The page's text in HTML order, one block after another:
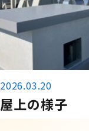
2026.03.20
屋上の様子